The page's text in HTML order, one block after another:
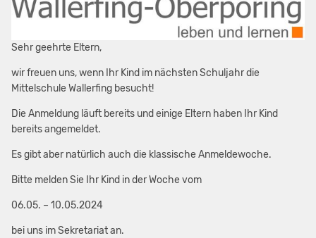
Sehr geehrte Eltern,
wir freuen uns, wenn Ihr Kind im nächsten Schuljahr die
Mittelschule Wallerfing besucht!
Die Anmeldung läuft bereits und einige Eltern haben Ihr Kind
bereits angemeldet.
Es gibt aber natürlich auch die klassische Anmeldewoche.
Bitte melden Sie Ihr Kind in der Woche vom
06.05. – 10.05.2024
bei uns im Sekretariat an.